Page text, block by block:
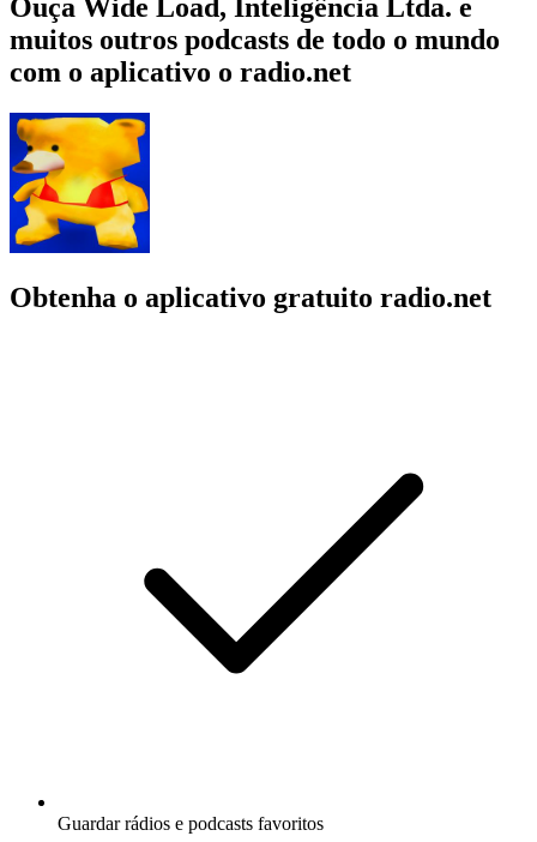
Ouça Wide Load, Inteligência Ltda. e
muitos outros podcasts de todo o mundo
com o aplicativo o radio.net
Obtenha o aplicativo gratuito radio.net
Guardar rádios e podcasts favoritos